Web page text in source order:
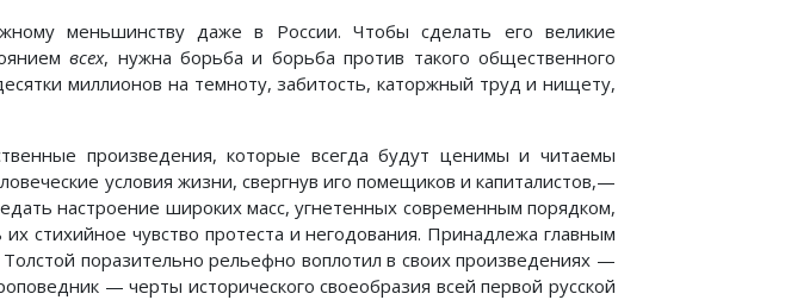
меньшинству даже в России. Чтобы сделать его великие
всех, нужна борьба и борьба против такого общественного
миллионов на темноту, забитость, каторжный труд и нищету,
произведения, которые всегда будут ценимы и читаемы
условия жизни, свергнув иго помещиков и капиталистов,—
настроение широких масс, угнетенных современным порядком,
стихийное чувство протеста и негодования. Принадлежа главным
поразительно рельефно воплотил в своих произведениях —
— черты исторического своеобразия всей первой русской